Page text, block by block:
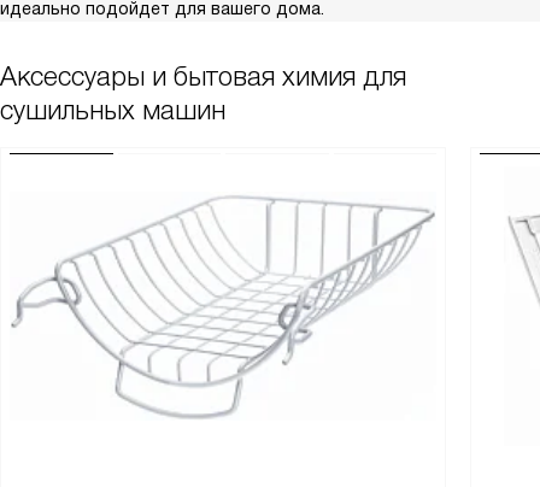
идеально подойдет для вашего дома.
Аксессуары и бытовая химия для
сушильных машин